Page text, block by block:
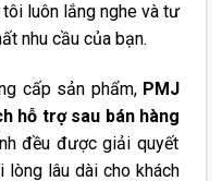
tôi luôn lắng nghe và tư
nhu cầu của bạn.
cấp sản phẩm, PMJ
hỗ trợ sau bán hàng
đều được giải quyết
lòng lâu dài cho khách